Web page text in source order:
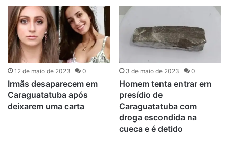
12 de maio de 2023 0
Irmãs desaparecem em
Caraguatatuba após
deixarem uma carta
3 de maio de 2023 0
Homem tenta entrar em
presídio de
Caraguatatuba com
droga escondida na
cueca e é detido